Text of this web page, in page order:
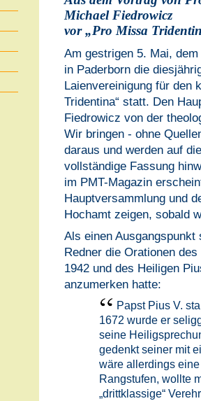
Michael Fiedrowicz
vor „Pro Missa
Am gestrigen 5. Mai,
in Paderborn die
Laienvereinigung für den
Tridentina“ statt. Den
Fiedrowicz von der
Wir bringen - ohne
daraus und werden auf
vollständige Fassung
im PMT-Magazin
Hauptversammlung und
Hochamt zeigen, sobald
Als einen Ausgangspunkt
Redner die Orationen
1942 und des Heiligen
anzumerken hatte:
Papst Pius V.
1672 wurde er
seine
gedenkt seiner mit
wäre allerdings
Rangstufen, wollte
„drittklassige“